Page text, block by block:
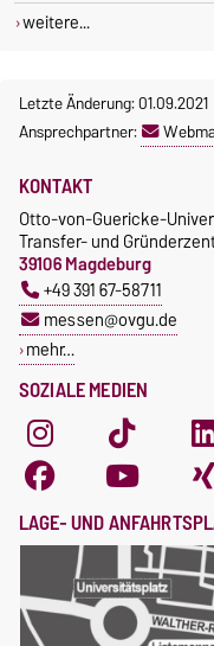
weitere...
Letzte Änderung: 01.09.2021
Ansprechpartner:
SOZIALE MEDIEN
KONTAKT
Otto-von-Guericke-
Transfer- und
39106 Magdeburg
+49 391 67-58711
messen@ovgu.de
mehr…
LAGE- UND